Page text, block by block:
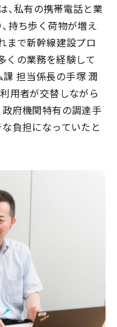
、私有の携帯電話と業
持ち歩く荷物が増え
まで新幹線建設プロ
くの業務を経験して
課 担当係長の手塚 潤
用者が交替しながら
府機関特有の調達手
負担になっていたと